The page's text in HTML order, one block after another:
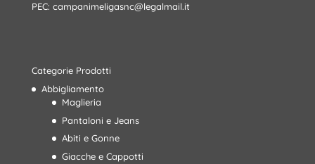
PEC: campanimeligasnc@legalmail.it
Categorie Prodotti
Abbigliamento
Maglieria
Pantaloni e Jeans
Abiti e Gonne
Giacche e Cappotti